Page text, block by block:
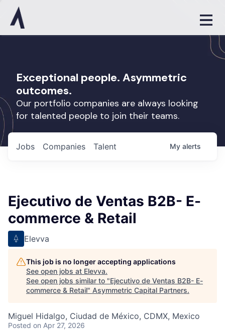
Exceptional people. Asymmetric
outcomes.
Our portfolio companies are always looking
for talented people to join their teams.
Jobs Companies Talent My alerts
Ejecutivo de Ventas B2B- E-
commerce & Retail
Elevva
This job is no longer accepting applications
See open jobs at Elevva.
See open jobs similar to "Ejecutivo de Ventas B2B- E-
commerce & Retail" Asymmetric Capital Partners.
Miguel Hidalgo, Ciudad de México, CDMX, Mexico
Posted on Apr 27, 2026